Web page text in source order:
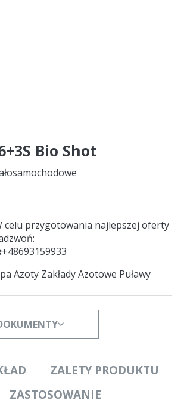
Bio Shot
celu przygotowania najlepszej oferty
Azoty Zakłady Azotowe Puławy
ZALETY PRODUKTU
ZASTOSOWANIE